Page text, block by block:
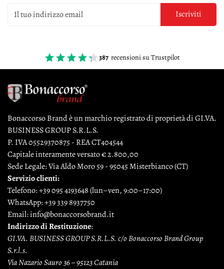
Iscriviti
387 recensioni su Trustpilot
Bonaccorso Brand è un marchio registrato di proprietà di GI.VA.
BUSINESS GROUP S.R.L.S.
P. IVA 05529370875 - REA CT404544
Capitale interamente versato € 2.800,00
Sede Legale: Via Aldo Moro 59 - 95045 Misterbianco (CT)
Servizio clienti:
Telefono:+39 095 4193648 (lun–ven, 9:00–17:00)
WhatsApp:+39 339 8937750
Email:info@bonaccorsobrand.it
Indirizzo di Restituzione:
GI.VA. BUSINESS GROUP S.R.L.S. c/o Bonaccorso Brand Group
S.r.l.s.
Via Nazario Sauro 36 – 95123 Catania